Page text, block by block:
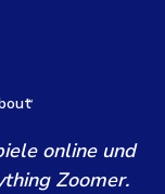
online und
Zoomer.